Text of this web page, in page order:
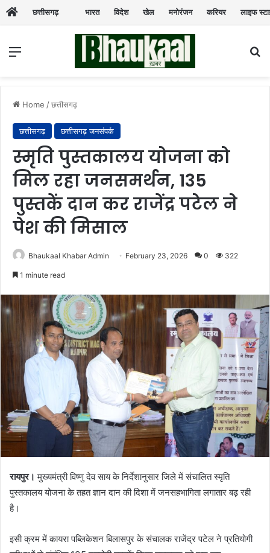
छत्तीसगढ़ भारत विदेश खेल मनोरंजन करियर लाइफ
Menu
Home /छत्तीसगढ़
छत्तीसगढ़ छत्तीसगढ़ जनसंपर्क
स्मृति पुस्तकालय योजना को
मिल रहा जनसमर्थन, 135
पुस्तकें दान कर राजेंद्र पटेल ने
पेश की मिसाल
Bhaukaal Khabar Admin February 23, 2026 0 322
1 minute read
रायपुर। मुख्यमंत्री विष्णु देव साय के निर्देशानुसार जिले में संचालित स्मृति
पुस्तकालय योजना के तहत ज्ञान दान की दिशा में जनसहभागिता लगातार बढ़ रही
है।
इसी क्रम में कायरा पब्लिकेशन बिलासपुर के संचालक राजेंद्र पटेल ने प्रतियोगी